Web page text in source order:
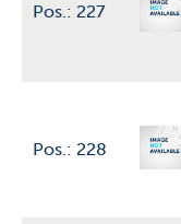
Pos.: 227
Pos.: 228